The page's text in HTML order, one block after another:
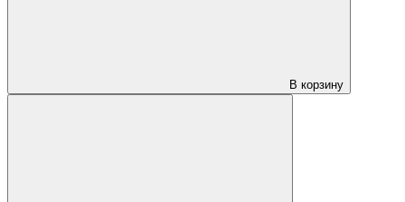
В корзину